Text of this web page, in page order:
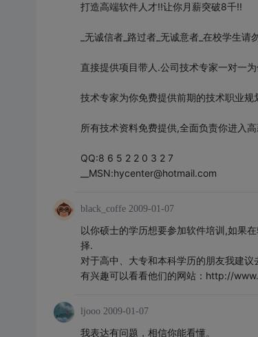
打造高端软件人才!!让你月薪突破8千!!
_无诚信者_路过者_无诚意者_在校学生请
直接提供项目带人.公司技术专家一对一
技术专家为你免费提供前期的技术职业规
所有技术资料免费提供,全面负责你进入
QQ:8 6 5 2 2 0 3 2 7
__MSN:hycenter@hotmail.com
black_coffe 2009-01-07
以你硕士的学历想要参加软件培训,如果
择.
对于高中、大专和本科学历的朋友我建
有兴趣可以看看他们的网站：http://
ljooo 2009-01-07
我表达有问题，相信你能看懂。